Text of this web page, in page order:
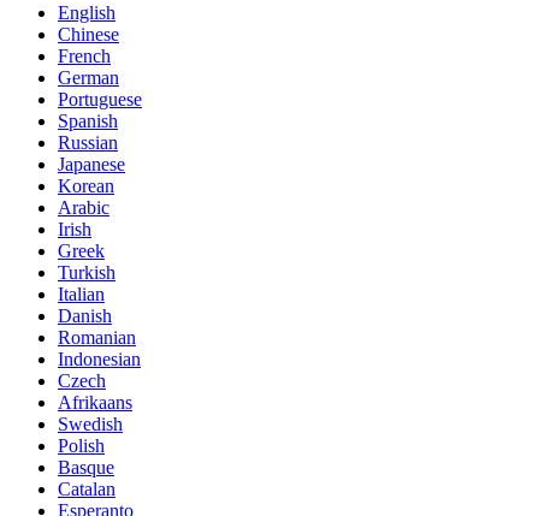
English
Chinese
French
German
Portuguese
Spanish
Russian
Japanese
Korean
Arabic
Irish
Greek
Turkish
Italian
Danish
Romanian
Indonesian
Czech
Afrikaans
Swedish
Polish
Basque
Catalan
Esperanto